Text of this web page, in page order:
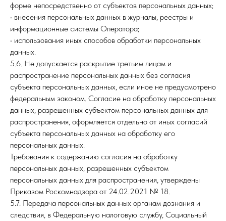
форме непосредственно от субъектов персональных данных;
• внесения персональных данных в журналы, реестры и
информационные системы Оператора;
• использования иных способов обработки персональных
данных.
5.6. Не допускается раскрытие третьим лицам и
распространение персональных данных без согласия
субъекта персональных данных, если иное не предусмотрено
федеральным законом. Согласие на обработку персональных
данных, разрешенных субъектом персональных данных для
распространения, оформляется отдельно от иных согласий
субъекта персональных данных на обработку его
персональных данных.
Требования к содержанию согласия на обработку
персональных данных, разрешенных субъектом
персональных данных для распространения, утверждены
Приказом Роскомнадзора от 24.02.2021 № 18.
5.7. Передача персональных данных органам дознания и
следствия, в Федеральную налоговую службу, Социальный